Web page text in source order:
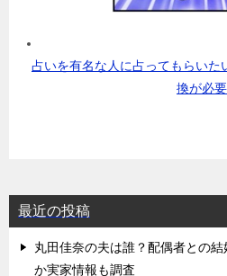
占いを有名な人に占ってもらいた
換が必要
最近の投稿
丸田佳奈の夫は誰？配偶者との
か実家情報も調査